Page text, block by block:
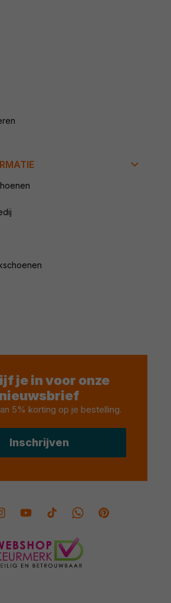
je in voor onze
nieuwsbrief
5% korting op je bestelling.
Inschrijven
YouTubeTikTok Twitter Pinterest